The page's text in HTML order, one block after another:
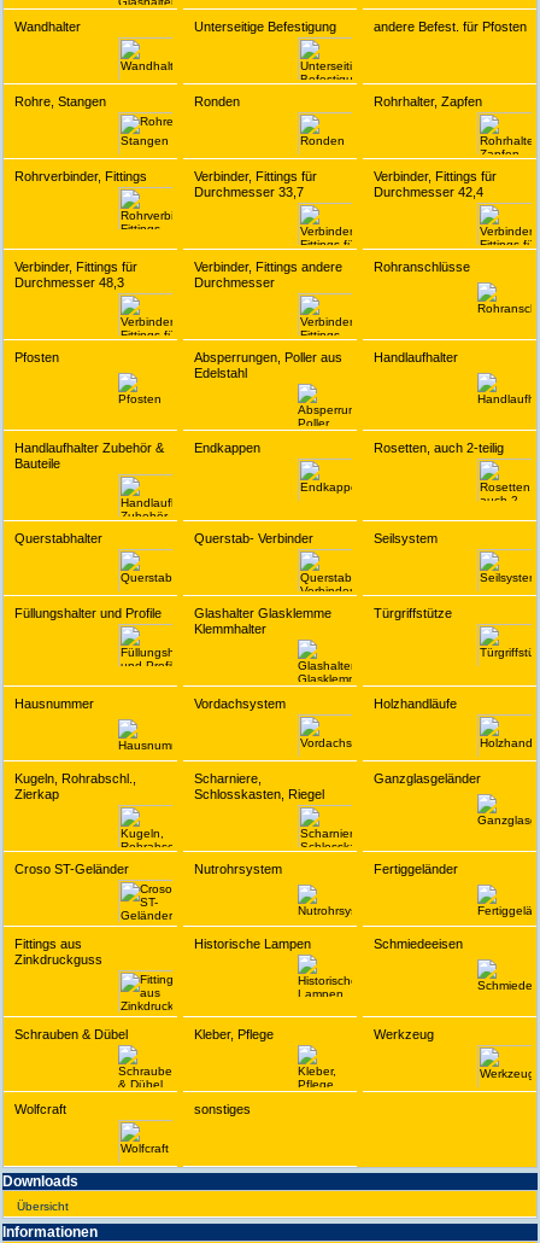
Wandhalter Unterseitige Befestigung andere Befest. für Pfosten
Rohre, Stangen Ronden Rohrhalter, Zapfen
Rohrverbinder, Fittings
Verbinder, Fittings für
Durchmesser 33,7
Verbinder, Fittings für
Durchmesser 42,4
Verbinder, Fittings für
Durchmesser 48,3
Verbinder, Fittings andere
Durchmesser
Rohranschlüsse
Pfosten
Absperrungen, Poller aus
Edelstahl
Handlaufhalter
Handlaufhalter Zubehör &
Bauteile
Endkappen Rosetten, auch 2-teilig
Querstabhalter Querstab- Verbinder Seilsystem
Füllungshalter und Profile
Glashalter Glasklemme
Klemmhalter
Türgriffstütze
Hausnummer Vordachsystem Holzhandläufe
Kugeln, Rohrabschl.,
Zierkap
Scharniere,
Schlosskasten, Riegel
Ganzglasgeländer
Croso ST-Geländer Nutrohrsystem Fertiggeländer
Fittings aus
Zinkdruckguss
Historische Lampen Schmiedeeisen
Schrauben & Dübel Kleber, Pflege Werkzeug
Wolfcraft sonstiges
Downloads
Übersicht
Infor­ma­tionen